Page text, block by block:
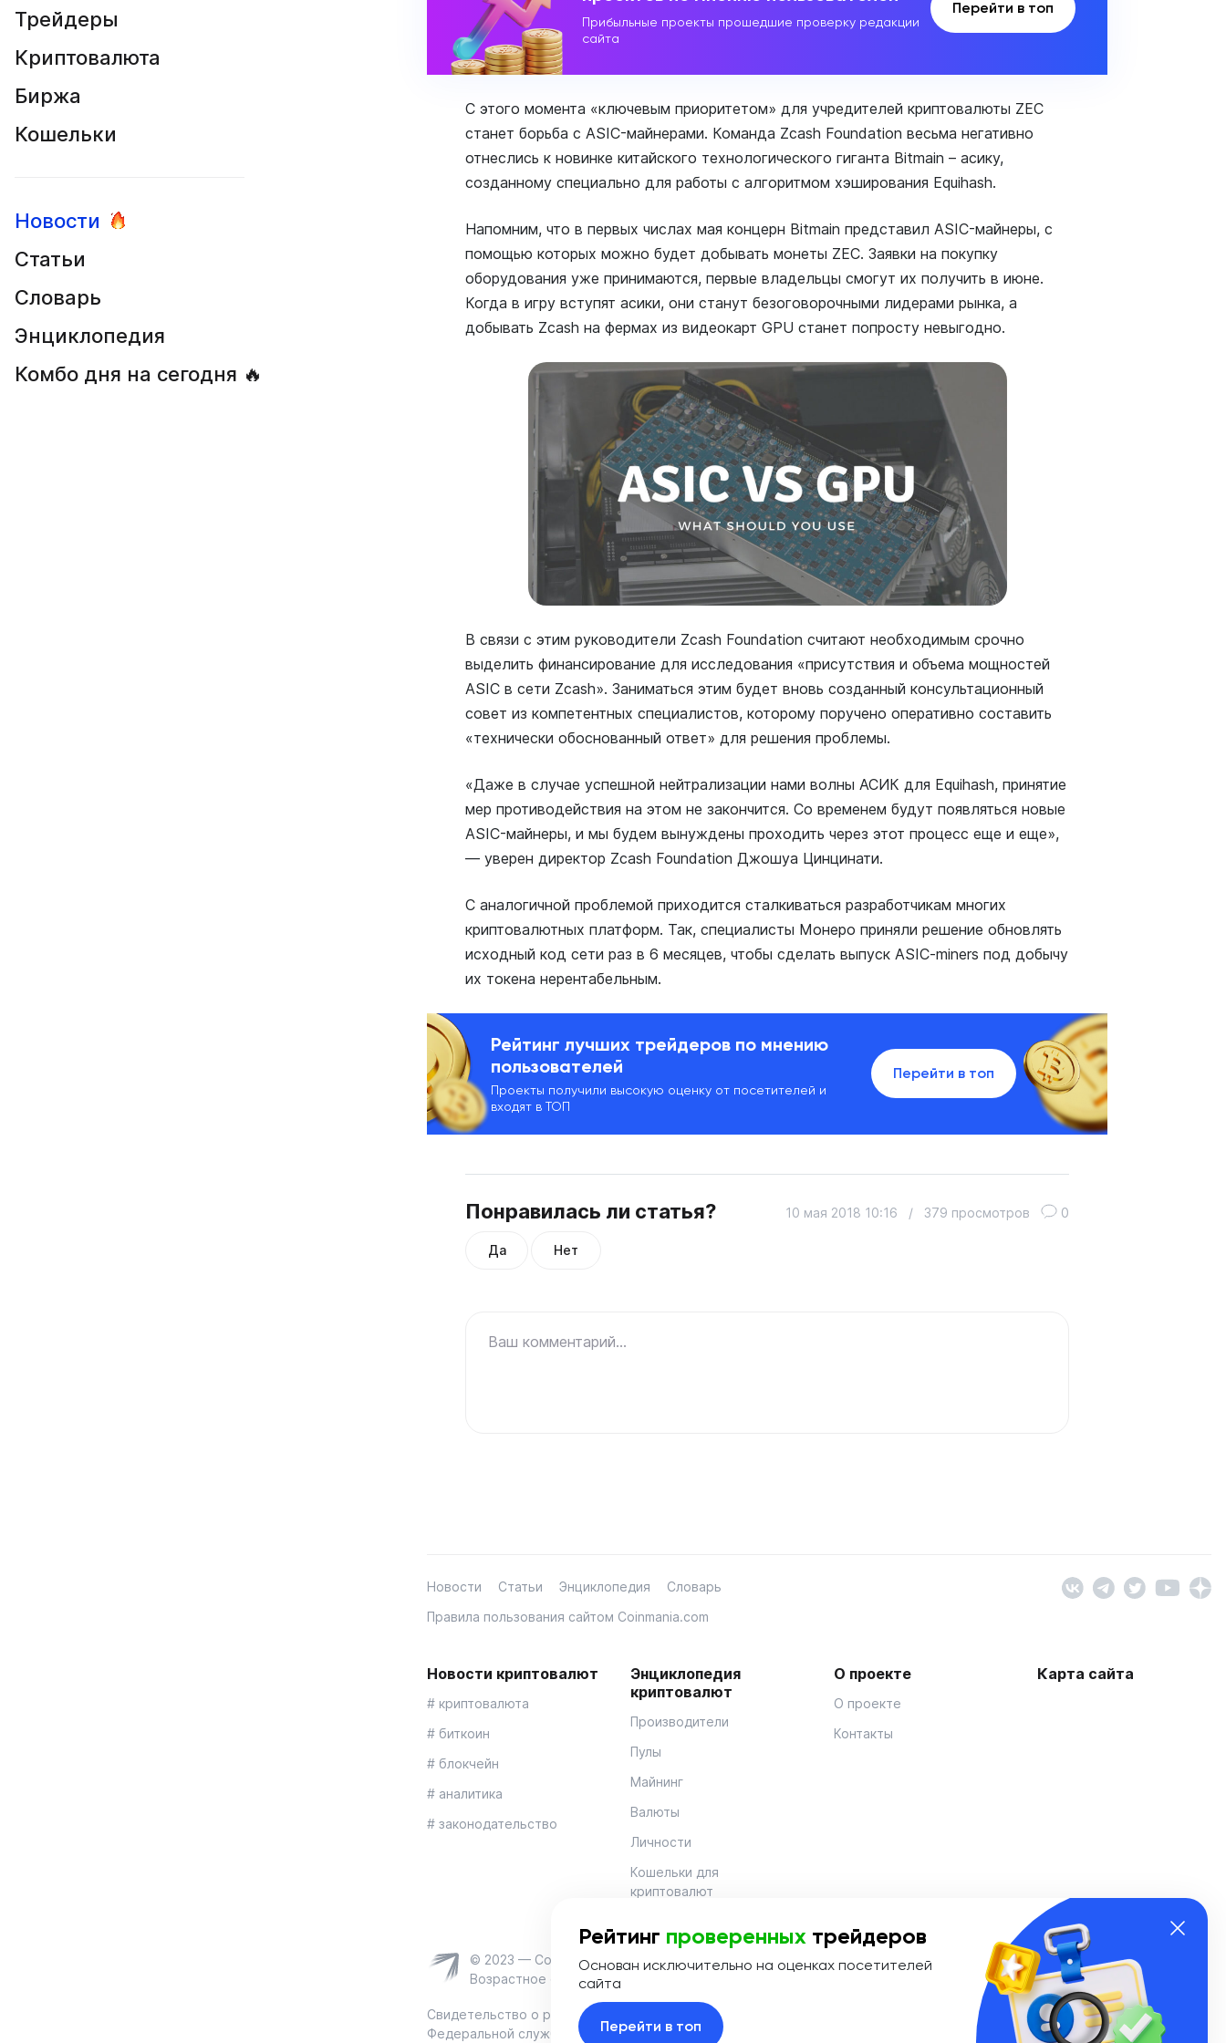
Трейдеры
Криптовалюта
Биржа
Кошельки
Новости
Статьи
Словарь
Энциклопедия
Комбо дня на сегодня 🔥
Прибыльные проекты прошедшие проверку редакции
сайта
Перейти в топ
С этого момента «ключевым приоритетом» для учредителей криптовалюты ZEC
станет борьба с ASIC-майнерами. Команда Zcash Foundation весьма негативно
отнеслись к новинке китайского технологического гиганта Bitmain – асику,
созданному специально для работы с алгоритмом хэширования Equihash.
Напомним, что в первых числах мая концерн Bitmain представил ASIC-майнеры, с
помощью которых можно будет добывать монеты ZEC. Заявки на покупку
оборудования уже принимаются, первые владельцы смогут их получить в июне.
Когда в игру вступят асики, они станут безоговорочными лидерами рынка, а
добывать Zcash на фермах из видеокарт GPU станет попросту невыгодно.
В связи с этим руководители Zcash Foundation считают необходимым срочно
выделить финансирование для исследования «присутствия и объема мощностей
ASIC в сети Zcash». Заниматься этим будет вновь созданный консультационный
совет из компетентных специалистов, которому поручено оперативно составить
«технически обоснованный ответ» для решения проблемы.
«Даже в случае успешной нейтрализации нами волны АСИК для Equihash, принятие
мер противодействия на этом не закончится. Со временем будут появляться новые
ASIC-майнеры, и мы будем вынуждены проходить через этот процесс еще и еще»,
— уверен директор Zcash Foundation Джошуа Цинцинати.
С аналогичной проблемой приходится сталкиваться разработчикам многих
криптовалютных платформ. Так, специалисты Монеро приняли решение обновлять
исходный код сети раз в 6 месяцев, чтобы сделать выпуск ASIC-miners под добычу
их токена нерентабельным.
Рейтинг лучших трейдеров по мнению
пользователей
Проекты получили высокую оценку от посетителей и
входят в ТОП
Перейти в топ
Понравилась ли статья?
Да Нет
10 мая 2018 10:16 / 379 просмотров 0
Ваш комментарий...
Новости Статьи Энциклопедия
Словарь
Правила пользования сайтом Coinmania.com
Новости криптовалют
# криптовалюта
# биткоин
# блокчейн
# аналитика
# законодательство
Энциклопедия
криптовалют
Производители
Пулы
Майнинг
Валюты
Личности
Кошельки для
криптовалют
О проекте
О проекте
Контакты
Карта сайта
© 2023 — Coinmania
Возрастное ограничение 16+
Свидетельство о регистрации средства массовой информации Эл № ФС 77-74908 от «25» января 2019 г. Выдано
Федеральной службой по надзору в сфере связи, информационных технологий и массовых коммуникаций
Рейтинг проверенных трейдеров
Основан исключительно на оценках посетителей
сайта
Перейти в топ